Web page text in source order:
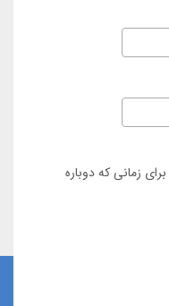
زمانی که دوباره